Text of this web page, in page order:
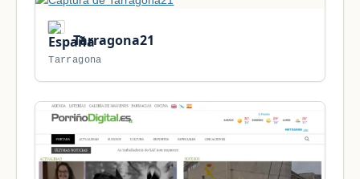
Tarragona21
Tarragona